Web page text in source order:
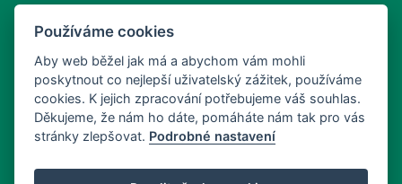
petr.sonsky@centrum.cz
Používáme cookies
Aby web běžel jak má a abychom vám mohli
poskytnout co nejlepší uživatelský zážitek, používáme
cookies. K jejich zpracování potřebujeme váš souhlas.
Děkujeme, že nám ho dáte, pomáháte nám tak pro vás
stránky zlepšovat. Podrobné nastavení